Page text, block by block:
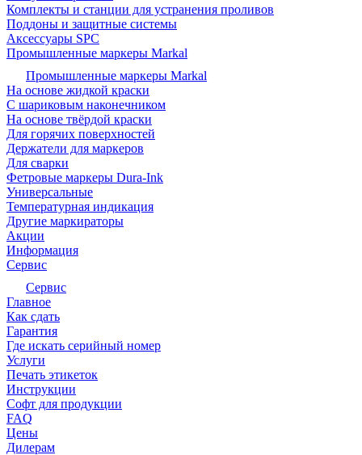
Комплекты и станции для устранения проливов
Поддоны и защитные системы
Аксессуары SPC
Промышленные маркеры Markal
Промышленные маркеры Markal
На основе жидкой краски
С шариковым наконечником
На основе твёрдой краски
Для горячих поверхностей
Держатели для маркеров
Для сварки
Фетровые маркеры Dura-Ink
Универсальные
Температурная индикация
Другие маркираторы
Акции
Информация
Сервис
Сервис
Главное
Как сдать
Гарантия
Где искать серийный номер
Услуги
Печать этикеток
Инструкции
Софт для продукции
FAQ
Цены
Дилерам